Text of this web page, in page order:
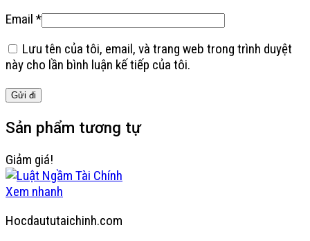
Email *
Lưu tên của tôi, email, và trang web trong trình duyệt
này cho lần bình luận kế tiếp của tôi.
Sản phẩm tương tự
Giảm giá!
Xem nhanh
Hocdaututaichinh.com